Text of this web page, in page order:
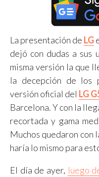
La presentación de LG
dejó con dudas a sus
misma versión la que
la decepción de los
versión oficial del LG
Barcelona. Y con la
recortada y gama
Muchos quedaron con
haría lo mismo para
El día de ayer, luego